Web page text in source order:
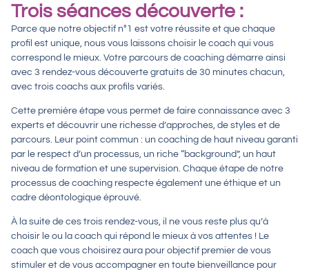
Trois séances découverte :
Parce que notre objectif n°1 est votre réussite et que chaque
profil est unique, nous vous laissons choisir le coach qui vous
correspond le mieux. Votre parcours de coaching démarre ainsi
avec 3 rendez-vous découverte gratuits de 30 minutes chacun,
avec trois coachs aux profils variés.
Cette première étape vous permet de faire connaissance avec 3
experts et découvrir une richesse d’approches, de styles et de
parcours. Leur point commun : un coaching de haut niveau garanti
par le respect d’un processus, un riche “background”, un haut
niveau de formation et une supervision. Chaque étape de notre
processus de coaching respecte également une éthique et un
cadre déontologique éprouvé.
À la suite de ces trois rendez-vous, il ne vous reste plus qu’à
choisir le ou la coach qui répond le mieux à vos attentes ! Le
coach que vous choisirez aura pour objectif premier de vous
stimuler et de vous accompagner en toute bienveillance pour